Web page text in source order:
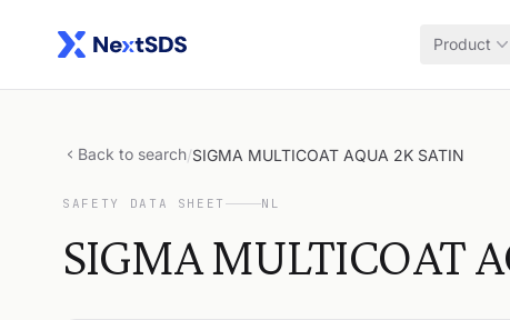
Product
Back to search/SIGMA MULTICOAT AQUA 2K SATIN
SAFETY DATA SHEET NL
SIGMA MULTICOAT